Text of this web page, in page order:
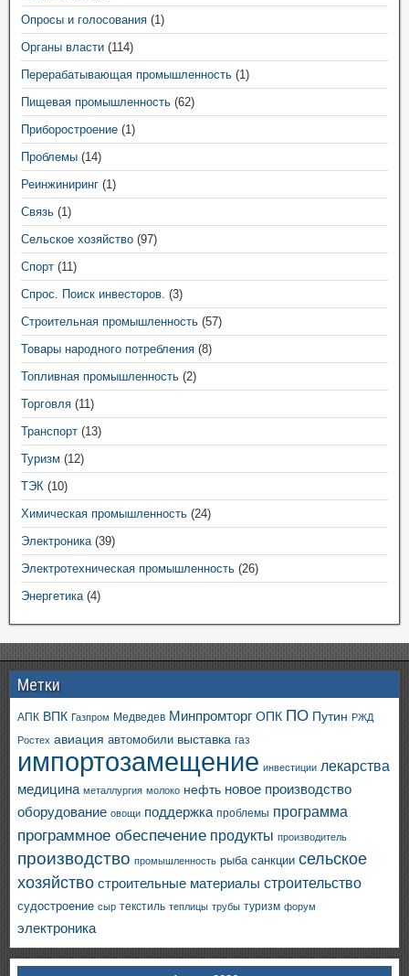
Опросы и голосования (1)
Органы власти (114)
Перерабатывающая промышленность (1)
Пищевая промышленность (62)
Приборостроение (1)
Проблемы (14)
Реинжиниринг (1)
Связь (1)
Сельское хозяйство (97)
Спорт (11)
Спрос. Поиск инвесторов. (3)
Строительная промышленность (57)
Товары народного потребления (8)
Топливная промышленность (2)
Торговля (11)
Транспорт (13)
Туризм (12)
ТЭК (10)
Химическая промышленность (24)
Электроника(39)
Электротехническая промышленность (26)
Энергетика(4)
Метки
АПК ВПК Газпром Медведев Минпромторг ОПК ПО Путин РЖД
Ростех авиация автомобили выставка газ
импортозамещение инвестиции лекарства
медицина металлургия молоко нефть новое производство
оборудование овощи поддержка проблемы программа
программное обеспечение продукты производитель
производство промышленность рыба санкции сельское
хозяйство строительные материалы строительство
судостроение сыр текстиль теплицы трубы туризм форум
электроника